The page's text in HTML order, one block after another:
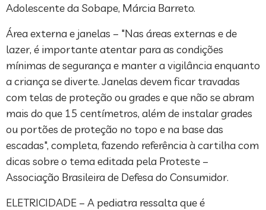
Adolescente da Sobape, Márcia Barreto.
Área externa e janelas – "Nas áreas externas e de
lazer, é importante atentar para as condições
mínimas de segurança e manter a vigilância enquanto
a criança se diverte. Janelas devem ficar travadas
com telas de proteção ou grades e que não se abram
mais do que 15 centímetros, além de instalar grades
ou portões de proteção no topo e na base das
escadas", completa, fazendo referência à cartilha com
dicas sobre o tema editada pela Proteste –
Associação Brasileira de Defesa do Consumidor.
ELETRICIDADE – A pediatra ressalta que é